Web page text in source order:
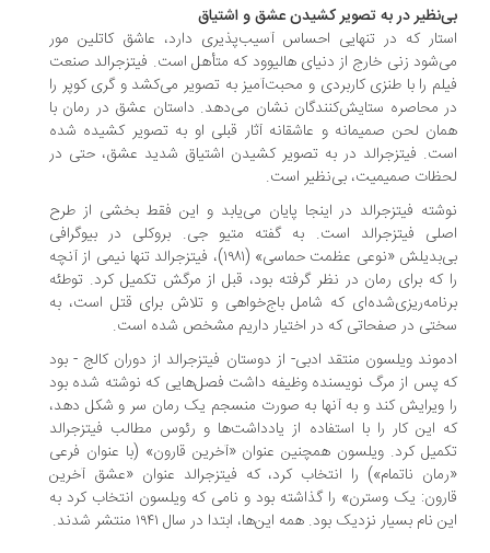
در به تصویر کشیدن عشق و اشتیاق
که در تنهایی احساس آسیب‌پذیری دارد، عاشق کاتلین مور
زنی خارج از دنیای هالیوود که متأهل است. فیتزجرالد صنعت
را با طنزی کاربردی و محبت‌آمیز به تصویر می‌کشد و گری کوپر را
محاصره ستایش‌کنندگان نشان می‌دهد. داستان عشق در رمان با
لحن صمیمانه و عاشقانه آثار قبلی او به تصویر کشیده شده
فیتزجرالد در به تصویر کشیدن اشتیاق شدید عشق، حتی در
صمیمیت، بی‌نظیر است.
فیتزجرالد در اینجا پایان می‌یابد و این فقط بخشی از طرح
فیتزجرالد است. به گفته متیو جی. بروکلی در بیوگرافی
بی‌بدیلش «نوعی عظمت حماسی» (۱۹۸۱)، فیتزجرالد تنها نیمی از آنچه
که برای رمان در نظر گرفته بود، قبل از مرگش تکمیل کرد. توطئه
که شامل باج‌خواهی و تلاش برای قتل است، به
در صفحاتی که در اختیار داریم مشخص شده است.
ویلسون منتقد ادبی- از دوستان فیتزجرالد از دوران کالج - بود
پس از مرگ نویسنده وظیفه داشت فصل‌هایی که نوشته شده بود
ویرایش کند و به آنها به صورت منسجم یک رمان سر و شکل دهد،
این کار را با استفاده از یادداشت‌ها و رئوس مطالب فیتزجرالد
کرد. ویلسون همچنین عنوان «آخرین قارون» (با عنوان فرعی
ناتمام») را انتخاب کرد، که فیتزجرالد عنوان «عشق آخرین
یک وسترن» را گذاشته بود و نامی که ویلسون انتخاب کرد به
نام بسیار نزدیک بود. همه این‌ها، ابتدا در سال ۱۹۴۱ منتشر شدند.